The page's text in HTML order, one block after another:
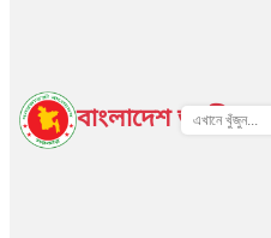
বাংলাদেশ জাতীয়